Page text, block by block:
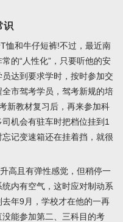
识
恤和牛仔短裤!不过，最近南
的“人性化”，只要听他的安
达到要求学时，按时参加交
市驾考学员，驾考新规的培
新教材复习后，再来参加科
机会有驻车时把档位挂到1
记变速箱还在挂着挡，就很
高且有弹性感觉，但稍停一
内有空气，这时应对制动系
年9月，学校才在他的一再
能参加第二、三科目的考